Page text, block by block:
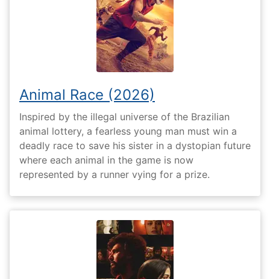
Animal Race (2026)
Inspired by the illegal universe of the Brazilian
animal lottery, a fearless young man must win a
deadly race to save his sister in a dystopian future
where each animal in the game is now
represented by a runner vying for a prize.